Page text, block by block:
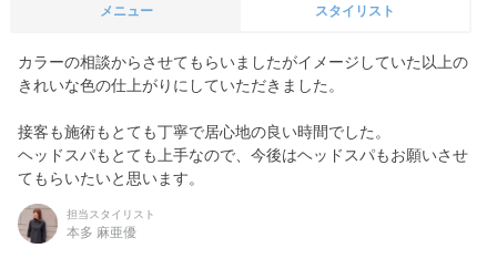
メニュー スタイリスト
カラーの相談からさせてもらいましたがイメージしていた以上の
きれいな色の仕上がりにしていただきました。
接客も施術もとても丁寧で居心地の良い時間でした。
ヘッドスパもとても上手なので、今後はヘッドスパもお願いさせ
てもらいたいと思います。
担当スタイリスト
本多 麻亜優